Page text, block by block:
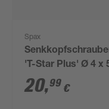
Spax
'T-Star Plus' Ø 4 x
mm 400 Stück
20,99 €